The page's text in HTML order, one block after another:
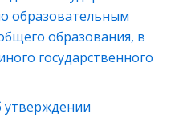
образовательным
образования, в
государственного
утверждении